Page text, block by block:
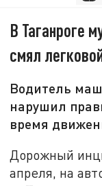
В Таганроге
смял
Водитель
нарушил
время
Дорожный
апреля, на